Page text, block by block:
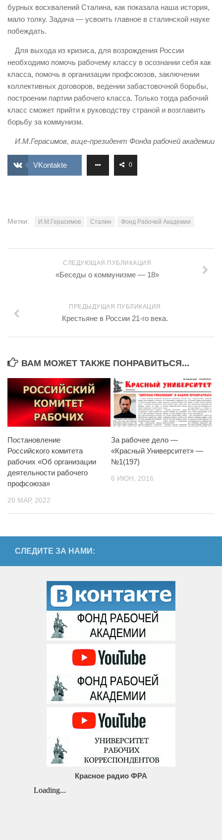
бурных восхвалений Сталина, как показала наша история,
мало толку. Задача — усвоить главное в сталинской науке
побеждать.
Для выхода из кризиса, для возрождения России
необходимо помочь рабочему классу в осознании себя как
класса, помочь в организации профсоюзов, заключении
коллективных договоров, ведении забастовочной борьбы,
построении партии рабочего класса. Только тогда рабочий
класс сможет прийти к руководству страной и возглавить
борьбу за коммунизм.
И.М.Герасимов, вице-президент Фонда рабочей академии
VKontakte 0
Метки: И.М.Герасимов Сталин Фонд Рабочей Академии
СЛЕДУЮЩАЯ ПУБЛИКАЦИЯ
«Беседы о коммунизме — 18»
ПРЕДЫДУЩАЯ ПУБЛИКАЦИЯ
Крестьяне в России 21-го века.
ВАМ МОЖЕТ ТАКЖЕ ПОНРАВИТЬСЯ...
Постановление
Российского комитета
рабочих «Об организации
деятельности рабочего
профсоюза»
20 МАР, 2022
За рабочее дело —
«Красный Университет» —
№1(197)
6 ИЮН, 2016
СЛЕДИТЕ ЗА НАМИ:
Красное радио ФРА